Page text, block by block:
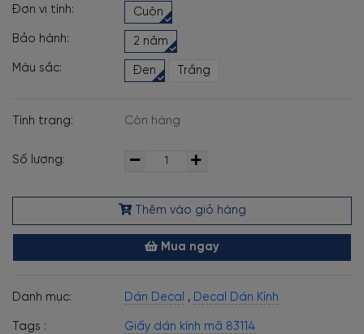
Đơn vị tính: Cuộn
Bảo hành: 2 năm
Màu sắc: Đen Trắng
Tình trạng: Còn hàng
Số lượng:
Thêm vào giỏ hàng
Mua ngay
Danh mục: Dán Decal , Decal Dán Kính
Tags : Giấy dán kính mã 83114